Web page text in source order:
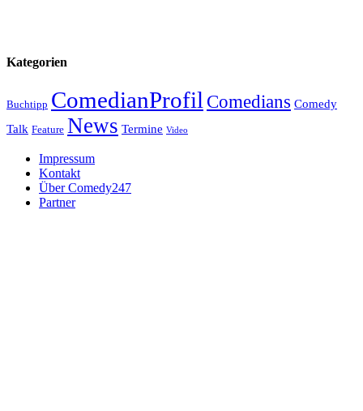
Kategorien
Buchtipp ComedianProfil Comedians Comedy
Talk Feature News Termine Video
Impressum
Kontakt
Über Comedy247
Partner